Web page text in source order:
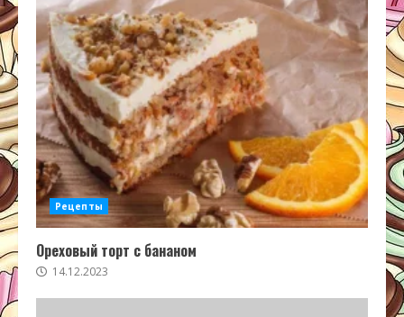
Рецепты
Ореховый торт с бананом
14.12.2023